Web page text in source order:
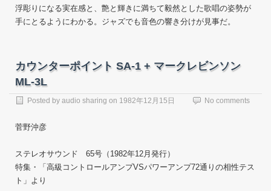
浮彫りになる実在感と、艶と輝きに満ちて毅然とした歌唱の姿勢が
手にとるようにわかる。ジャズでも音色の響き分けが見事だ。
カウンターポイント SA-1 + マークレビンソン
ML-3L
Posted by audio sharing on 1982年12月15日 No comments
菅野沖彦
ステレオサウンド 65号（1982年12月発行）
特集・「高級コントロールアンプVSパワーアンプ72通りの相性テス
ト」より